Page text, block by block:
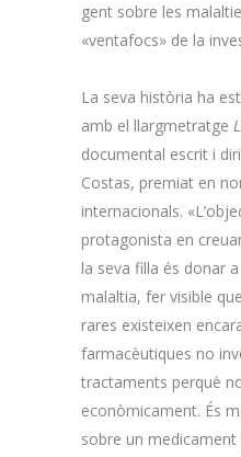
gent sobre les
«ventafocs» de la
La seva història ha
amb el llargmetratge
documental escrit i
Costas, premiat en
internacionals.
protagonista en
la seva filla és donar
malaltia, fer visible
rares existeixen
farmacèutiques no
tractaments perquè
econòmicament. És
sobre un